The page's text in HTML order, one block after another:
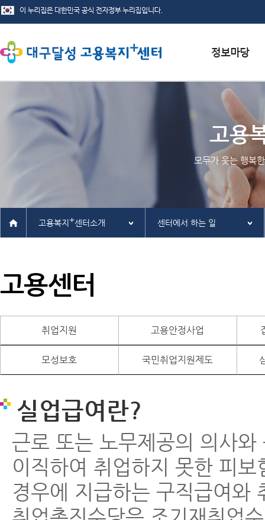
서식자료실
채용정보
인재정보
관련사이트
고용
모두가 웃는 행복
고용복지 +센터소개 센터에서 하는 일
고용센터
취업지원 고용안정사업
모성보호 국민취업지원제도
실업급여란?
근로 또는 노무제공의 의사
이직하여 취업하지 못한 피
경우에 지급하는 구직급여와